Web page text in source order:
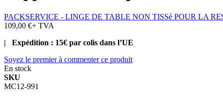
PACKSERVICE - LINGE DE TABLE NON TISSé POUR LA
109,00 €+ TVA
| Expédition : 15€ par colis dans l’UE
Soyez le premier à commenter ce produit
En stock
SKU
MC12-991